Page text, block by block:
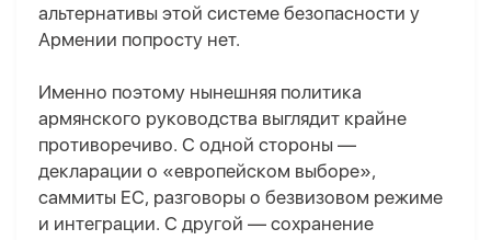
альтернативы этой системе безопасности у
Армении попросту нет.
Именно поэтому нынешняя политика
армянского руководства выглядит крайне
противоречиво. С одной стороны —
декларации о «европейском выборе»,
саммиты ЕС, разговоры о безвизовом режиме
и интеграции. С другой — сохранение